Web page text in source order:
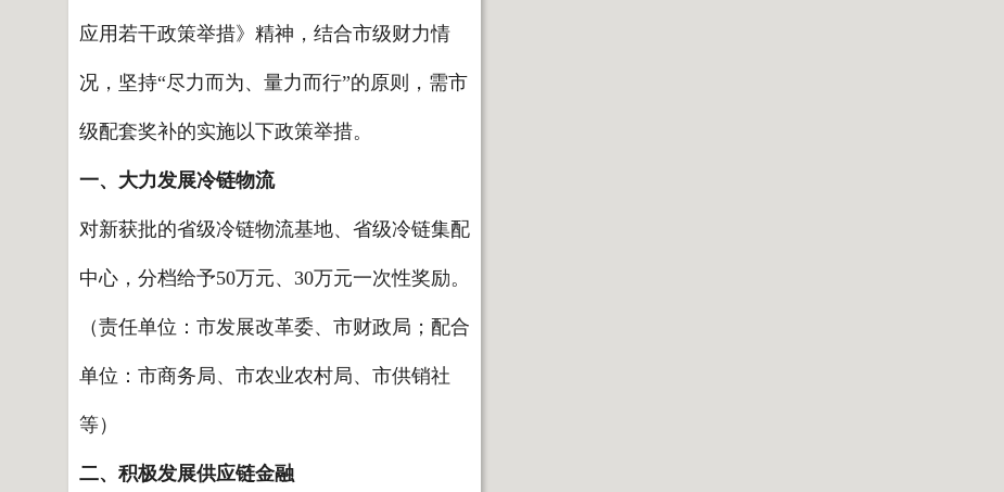
应用若干政策举措》精神，结合市级财力情
况，坚持“尽力而为、量力而行”的原则，需市
级配套奖补的实施以下政策举措。
一、大力发展冷链物流
对新获批的省级冷链物流基地、省级冷链集配
中心，分档给予50万元、30万元一次性奖励。
（责任单位：市发展改革委、市财政局；配合
单位：市商务局、市农业农村局、市供销社
等）
二、积极发展供应链金融